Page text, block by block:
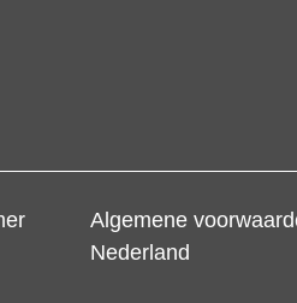
Algemene
Nederland